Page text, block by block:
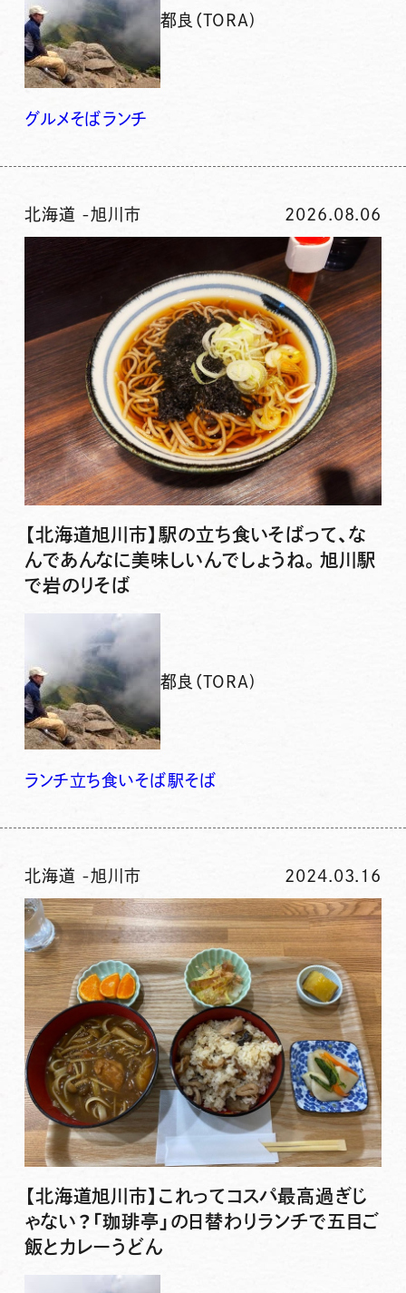
都良（TORA)
グルメそば ランチ
北海道 -旭川市 2026.08.06
【北海道旭川市】駅の立ち食いそばって、な
んであんなに美味しいんでしょうね。旭川駅
で岩のりそば
都良（TORA)
ランチ立ち食いそば 駅そば
北海道 -旭川市 2024.03.16
【北海道旭川市】これってコスパ最高過ぎじ
ゃない？「珈琲亭」の日替わりランチで五目ご
飯とカレーうどん